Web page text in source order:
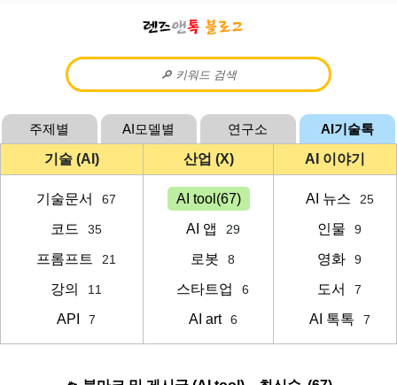
주제별 AI모델별 연구소
AI기술톡
기술 (AI)
산업 (X) AI 이야기
기술문서 67
코드 35
프롬프트 21
강의 11
API 7
AI tool(67)
AI 앱
29
로봇 8
스타트업 6
AI art 6
AI 뉴스 25
인물 9
영화 9
도서 7
AI 톡톡 7